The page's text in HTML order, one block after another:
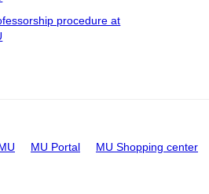
procedure at
MU Portal MU Shopping center